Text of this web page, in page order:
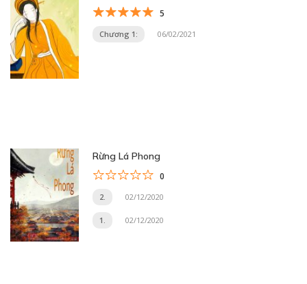
5
Chương 1: 06/02/2021
Rừng Lá Phong
0
2. 02/12/2020
1. 02/12/2020